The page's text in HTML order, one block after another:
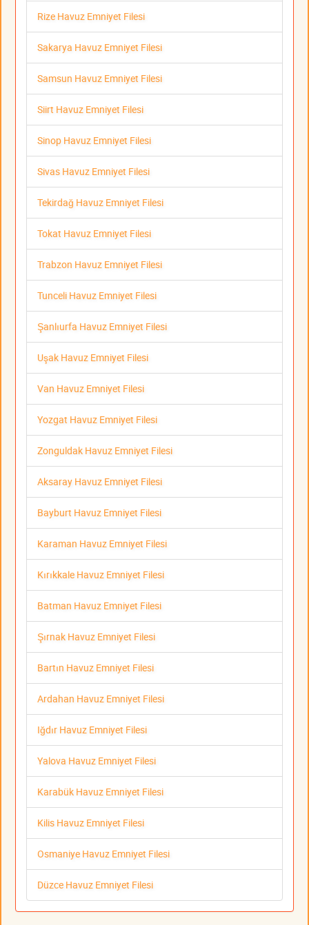
Rize Havuz Emniyet Filesi
Sakarya Havuz Emniyet Filesi
Samsun Havuz Emniyet Filesi
Siirt Havuz Emniyet Filesi
Sinop Havuz Emniyet Filesi
Sivas Havuz Emniyet Filesi
Tekirdağ Havuz Emniyet Filesi
Tokat Havuz Emniyet Filesi
Trabzon Havuz Emniyet Filesi
Tunceli Havuz Emniyet Filesi
Şanlıurfa Havuz Emniyet Filesi
Uşak Havuz Emniyet Filesi
Van Havuz Emniyet Filesi
Yozgat Havuz Emniyet Filesi
Zonguldak Havuz Emniyet Filesi
Aksaray Havuz Emniyet Filesi
Bayburt Havuz Emniyet Filesi
Karaman Havuz Emniyet Filesi
Kırıkkale Havuz Emniyet Filesi
Batman Havuz Emniyet Filesi
Şırnak Havuz Emniyet Filesi
Bartın Havuz Emniyet Filesi
Ardahan Havuz Emniyet Filesi
Iğdır Havuz Emniyet Filesi
Yalova Havuz Emniyet Filesi
Karabük Havuz Emniyet Filesi
Kilis Havuz Emniyet Filesi
Osmaniye Havuz Emniyet Filesi
Düzce Havuz Emniyet Filesi